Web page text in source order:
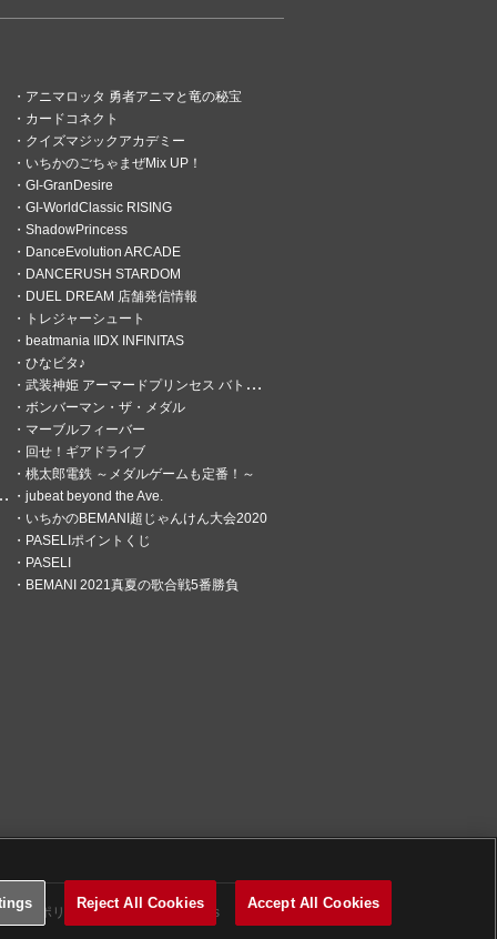
アニマロッタ 勇者アニマと竜の秘宝
カードコネクト
クイズマジックアカデミー
いちかのごちゃまぜMix UP！
GI-GranDesire
GI-WorldClassic RISING
ShadowPrincess
DanceEvolution ARCADE
DANCERUSH STARDOM
DUEL DREAM 店舗発信情報
トレジャーシュート
beatmania IIDX INFINITAS
ひなビタ♪
武装神姫 アーマードプリンセス バトルコンダクター
ボンバーマン・ザ・メダル
マーブルフィーバー
回せ！ギアドライブ
桃太郎電鉄 ～メダルゲームも定番！～
jubeat beyond the Ave.
いちかのBEMANI超じゃんけん大会2020
PASELIポイントくじ
PASELI
BEMANI 2021真夏の歌合戦5番勝負
するポリシー Cookies Settings
Reject All Cookies Accept All Cookies